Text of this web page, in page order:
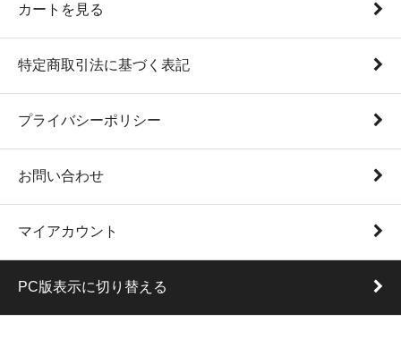
カートを見る
特定商取引法に基づく表記
プライバシーポリシー
お問い合わせ
マイアカウント
PC版表示に切り替える